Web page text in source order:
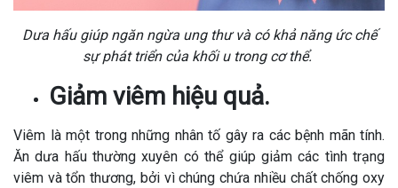
Dưa hấu giúp ngăn ngừa ung thư và có khả năng ức chế
sự phát triển của khối u trong cơ thể.
Giảm viêm hiệu quả.
Viêm là một trong những nhân tố gây ra các bệnh mãn tính.
Ăn dưa hấu thường xuyên có thể giúp giảm các tình trạng
viêm và tổn thương, bởi vì chúng chứa nhiều chất chống oxy